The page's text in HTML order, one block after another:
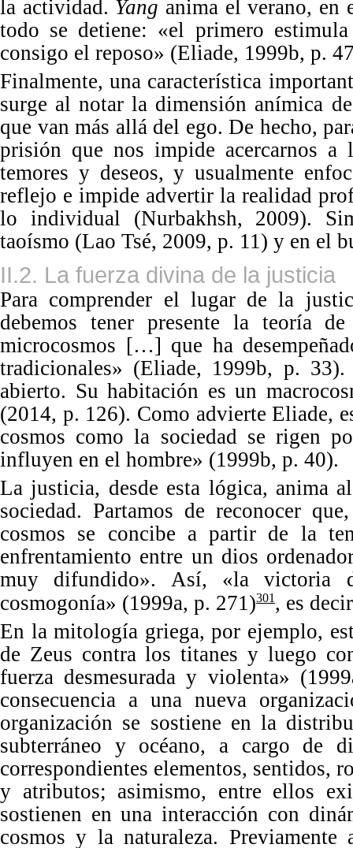
la actividad. Yang anima el verano,
todo se detiene: «el primero
consigo el reposo» (Eliade, 1999b, p.
Finalmente, una característica
surge al notarla dimensión anímica
que van más allá del ego. De hecho,
prisión que nos impide acercarnos
temores y deseos, y usualmente
reflejo e impide advertir la realidad
lo individual (Nurbakhsh, 2009).
taoísmo (Lao Tsé, 2009, p. 11) y en el
II.2. La fuerza divina de la justicia
Para comprender el lugar de la
debemos tener presente la teoría
microcosmos […] que ha
tradicionales» (Eliade, 1999b, p.
abierto. Su habitación es un
(2014, p. 126). Como advierte Eliade,
cosmos como la sociedad se rigen
influyen en el hombre» (1999b, p. 40).
La justicia, desde esta lógica, anima
sociedad. Partamos de reconocer
cosmos se concibe a partir de la
enfrentamiento entre un dios
muy difundido». Así, «la victoria
cosmogonía» (1999a, p. 271)301, es
En la mitología griega, por ejemplo,
de Zeus contra los titanes y luego
fuerza desmesurada y violenta»
consecuencia a una nueva
organización se sostiene en la
subterráneo y océano, a cargo de
correspondientes elementos, sentidos,
y atributos; asimismo, entre ellos
sostienen en una interacción con
cosmos y la naturaleza. Previamente